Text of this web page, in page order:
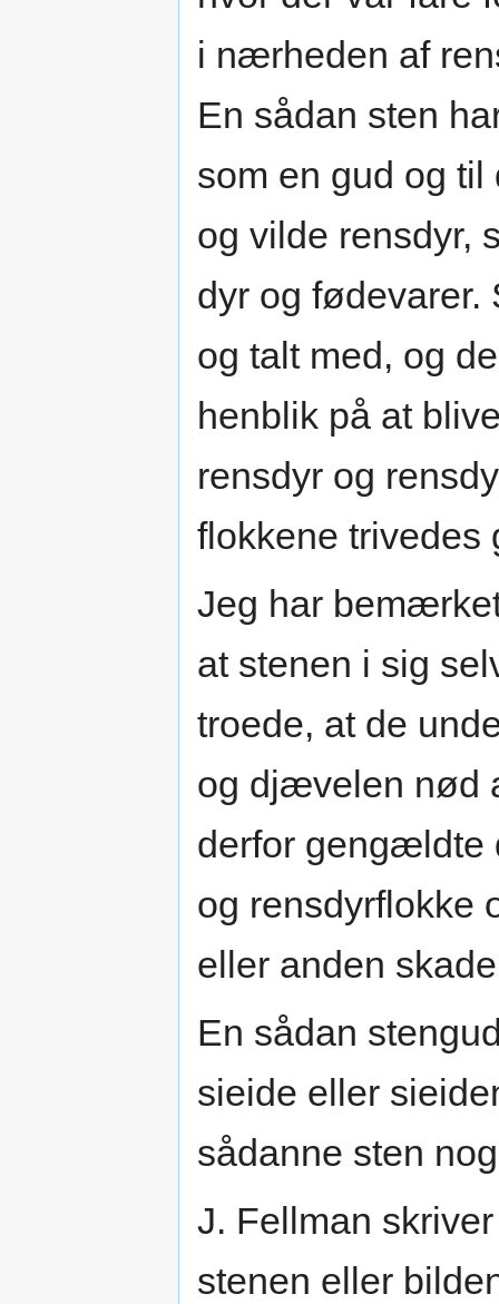
i nærheden af
En sådan sten
som en gud og til
og vilde rensdyr,
dyr og fødevarer.
og talt med, og
henblik på at
rensdyr og
flokkene trivedes
Jeg har
at stenen i sig
troede, at de
og djævelen nød
derfor gengældte
og rensdyrflokke
eller anden
En sådan
sieide eller
sådanne sten
J. Fellman
stenen eller